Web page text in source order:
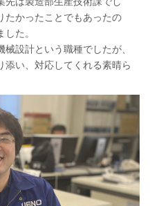
たかったことでもあったの
た。
設計という職種でしたが、
添い、対応してくれる素晴ら